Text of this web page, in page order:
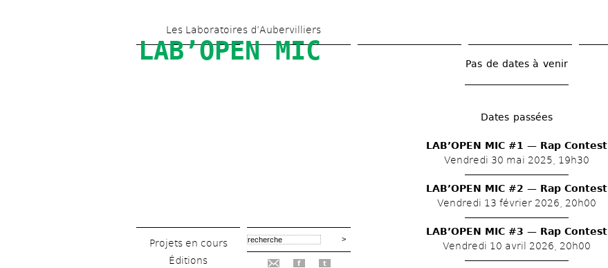
contenu
Les Laboratoires d’Aubervilliers
LAB’OPEN MIC
Projets en cours
Éditions
f t
Pas de dates à venir
Dates passées
LAB’OPEN MIC #1 — Rap Contest
Vendredi 30 mai 2025, 19h30
LAB’OPEN MIC #2 — Rap Contest
Vendredi 13 février 2026, 20h00
LAB’OPEN MIC #3 — Rap Contest
Vendredi 10 avril 2026, 20h00